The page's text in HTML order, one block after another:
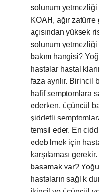
solunum yetmezliği
KOAH, ağır
açısından yüksek
solunum yetmezliği
bakım hangisi?
hastalar
faza ayrılır. Birincil
hafif semptomlara
ederken, üçüncül
şiddetli
temsil eder. En
edebilmek için
karşılaması
basamak var?
hastaların sağlık